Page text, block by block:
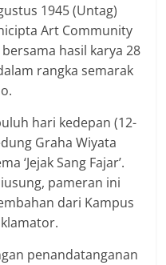
1945 (Untag)
Art Community
hasil karya 28
rangka semarak
hari kedepan (12-
Graha Wiyata
‘Jejak Sang Fajar’.
pameran ini
dari Kampus
penandatanganan